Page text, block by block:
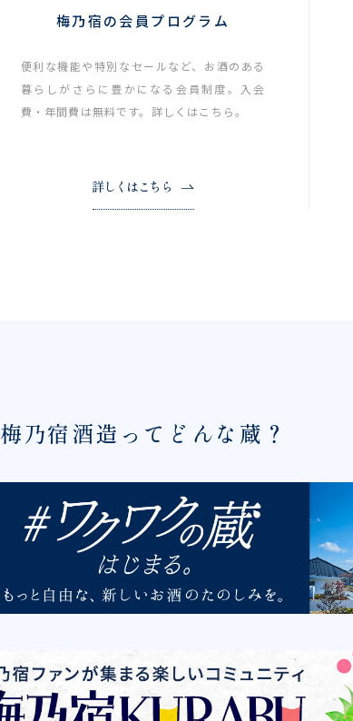
梅乃宿の会員プログラム
便利な機能や特別なセールなど、お酒のある
暮らしがさらに豊かになる会員制度。入会
費・年間費は無料です。詳しくはこちら。
詳しくはこちら
梅乃宿酒造ってどんな蔵？